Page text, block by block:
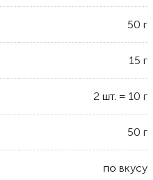
50 г
15 г
2 шт. = 10 г
50 г
по вкусу